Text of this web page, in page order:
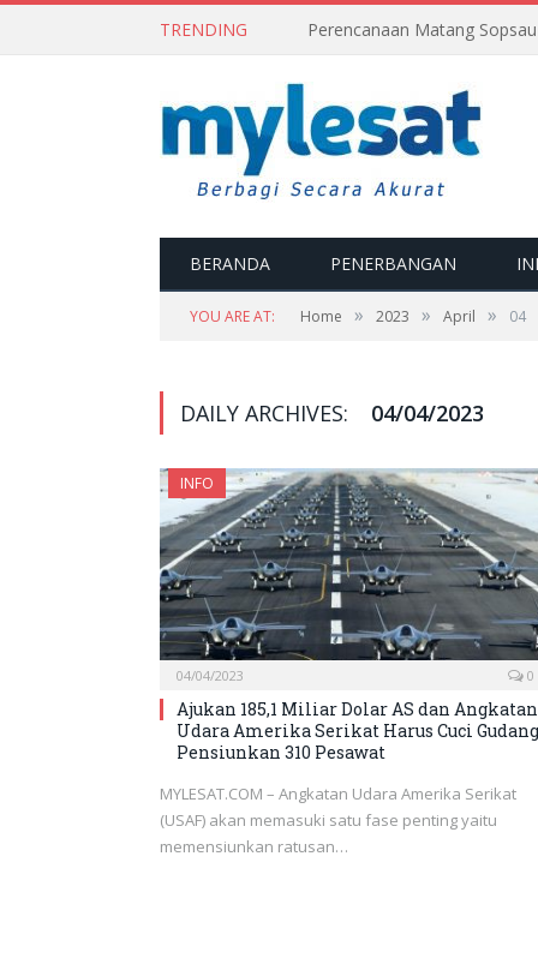
TRENDING
BERANDA PENERBANGAN
YOU ARE AT: Home » 2023 » April » 04
DAILY ARCHIVES: 04/04/2023
INFO
04/04/2023 0
Ajukan 185,1 Miliar Dolar AS dan Angkatan
Udara Amerika Serikat Harus Cuci Gudang
Pensiunkan 310 Pesawat
MYLESAT.COM – Angkatan Udara Amerika Serikat
(USAF) akan memasuki satu fase penting yaitu
memensiunkan ratusan…